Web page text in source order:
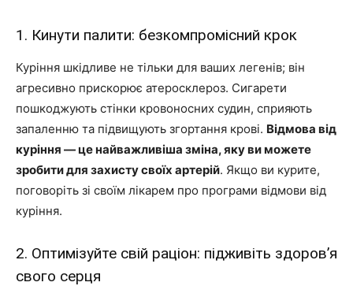
1. Кинути палити: безкомпромісний крок
Куріння шкідливе не тільки для ваших легенів; він
агресивно прискорює атеросклероз. Сигарети
пошкоджують стінки кровоносних судин, сприяють
запаленню та підвищують згортання крові. Відмова від
куріння — це найважливіша зміна, яку ви можете
зробити для захисту своїх артерій. Якщо ви курите,
поговоріть зі своїм лікарем про програми відмови від
куріння.
2. Оптимізуйте свій раціон: підживіть здоров’я
свого серця